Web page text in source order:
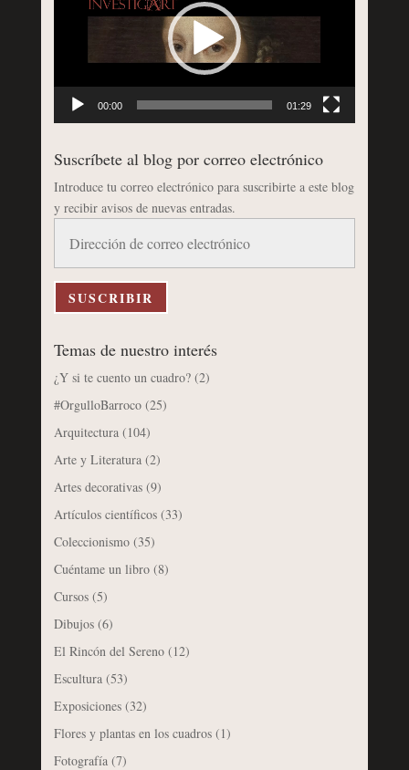
00:00 01:29
Suscríbete al blog por correo electrónico
Introduce tu correo electrónico para suscribirte a este blog
y recibir avisos de nuevas entradas.
correo
electrónico
SUSCRIBIR
Temas de nuestro interés
¿Y si te cuento un cuadro?(2)
#OrgulloBarroco(25)
Arquitectura(104)
Arte y Literatura(2)
Artes decorativas(9)
Artículos científicos(33)
Coleccionismo(35)
Cuéntame un libro(8)
Cursos(5)
Dibujos(6)
El Rincón del Sereno(12)
Escultura(53)
Exposiciones(32)
Flores y plantas en los cuadros(1)
Fotografía(7)